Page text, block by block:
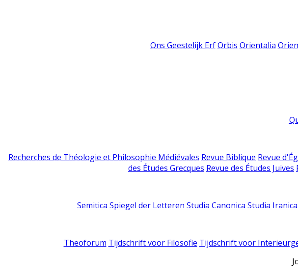
Ons Geestelijk Erf Orbis Orientalia
Recherches de Théologie et Philosophie Médiévales Revue Biblique Revue
des Études Grecques Revue des Études Juives
Semitica Spiegel der Letteren Studia Canonica Studia Iranica
Theoforum Tijdschrift voor Filosofie Tijdschrift voor